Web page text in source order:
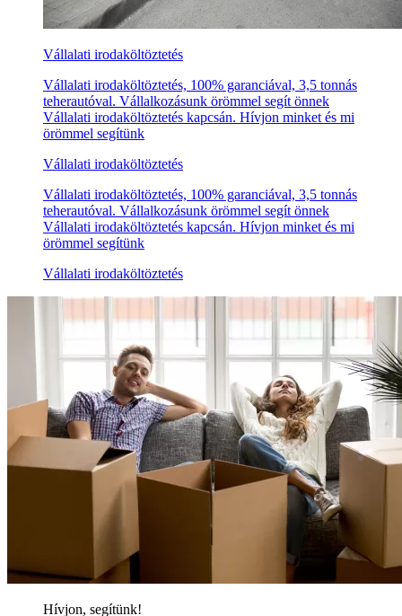
Vállalati irodaköltöztetés
Vállalati irodaköltöztetés, 100% garanciával, 3,5 tonnás
teherautóval. Vállalkozásunk örömmel segít önnek
Vállalati irodaköltöztetés kapcsán. Hívjon minket és mi
örömmel segítünk
Vállalati irodaköltöztetés
Vállalati irodaköltöztetés, 100% garanciával, 3,5 tonnás
teherautóval. Vállalkozásunk örömmel segít önnek
Vállalati irodaköltöztetés kapcsán. Hívjon minket és mi
örömmel segítünk
Vállalati irodaköltöztetés
Hívjon, segítünk!